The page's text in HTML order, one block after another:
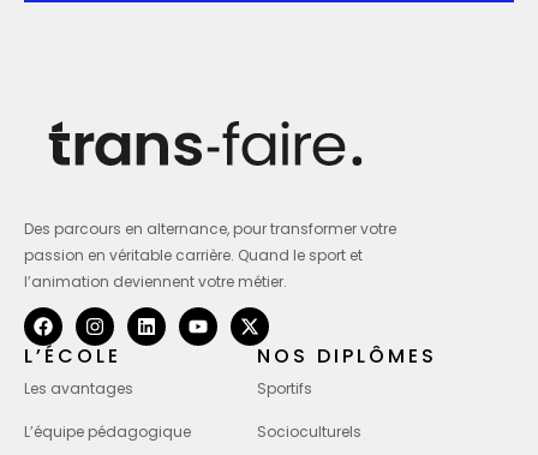
Des parcours en alternance, pour transformer votre
passion en véritable carrière. Quand le sport et
l’animation deviennent votre métier.
L’ÉCOLE
Les avantages
L’équipe pédagogique
NOS DIPLÔMES
Sportifs
Socioculturels